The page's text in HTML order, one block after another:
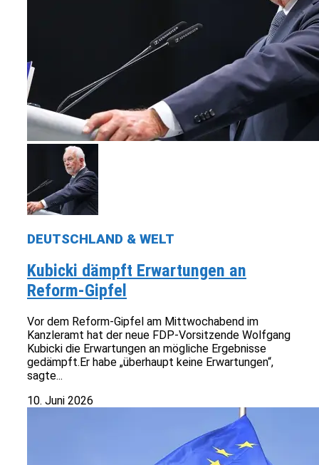
DEUTSCHLAND & WELT
Kubicki dämpft Erwartungen an
Reform-Gipfel
Vor dem Reform-Gipfel am Mittwochabend im
Kanzleramt hat der neue FDP-Vorsitzende Wolfgang
Kubicki die Erwartungen an mögliche Ergebnisse
gedämpft.Er habe „überhaupt keine Erwartungen“,
sagte...
10. Juni 2026